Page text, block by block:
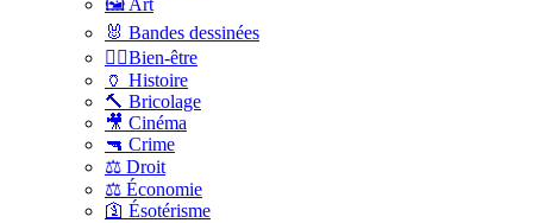
🖼️ Art
🐰 Bandes dessinées
🧑‍⚕️Bien-être
🏺 Histoire
🔨 Bricolage
🎥 Cinéma
🔫 Crime
⚖️ Droit
⚖️ Économie
🛐 Ésotérisme